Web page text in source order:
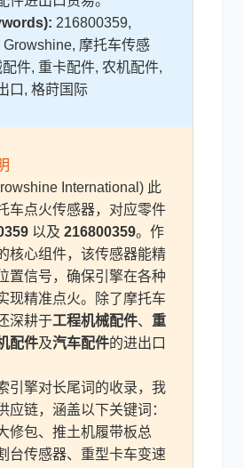
依维柯
216800359,
摩托车传感
件, 重卡配件, 农机配件,
口, 格莳国际
International) 此
车点火传感器，对应零件
以及 216800359。作
核心组件，该传感器能精
置信号，确保引擎在各种
现精准点火。除了摩托车
深耕于工程机械配件、 重
配件及汽车配件的进出口
引擎对长尾词的收录，我
应链，涵盖以下关键词：
修包、推土机履带板总
台传感器、重型卡车变速